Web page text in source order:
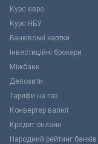
Курс євро
Курс НБУ
Банківські картки
Інвестиційні брокери
Міжбанк
Депозити
Тарифи на газ
Конвертер валют
Кредит онлайн
Народний рейтинг банків